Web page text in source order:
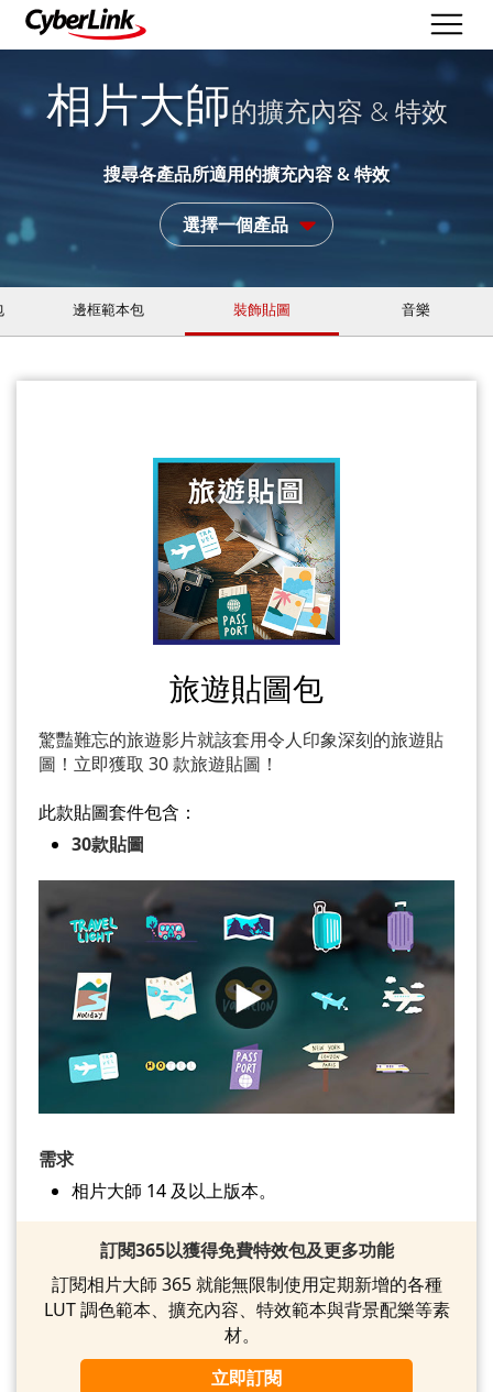
相片大師的擴充內容 & 特效
搜尋各產品所適用的擴充內容 & 特效
選擇一個產品
邊框範本包 裝飾貼圖 音樂
旅遊貼圖包
驚豔難忘的旅遊影片就該套用令人印象深刻的旅遊貼
圖！立即獲取 30 款旅遊貼圖！
此款貼圖套件包含：
30款貼圖
需求
相片大師 14 及以上版本。
訂閱365以獲得免費特效包及更多功能
訂閱相片大師 365 就能無限制使用定期新增的各種
LUT 調色範本、擴充內容、特效範本與背景配樂等素
材。
立即訂閱